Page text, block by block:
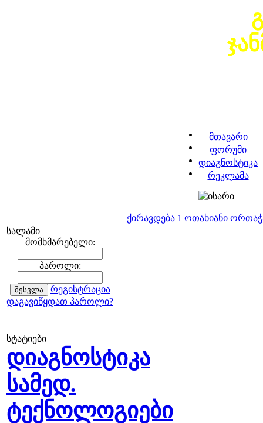
მთავარი
ფორუმი
დიაგნოსტიკა
რეკლამა
ქირავდება 1 ოთახიანი
სალამი
მომხმარებელი:
პაროლი:
რეგისტრაცია
დაგავიწყდათ პაროლი?
სტატიები
დიაგნოსტიკა
სამედ.
ტექნოლოგიები